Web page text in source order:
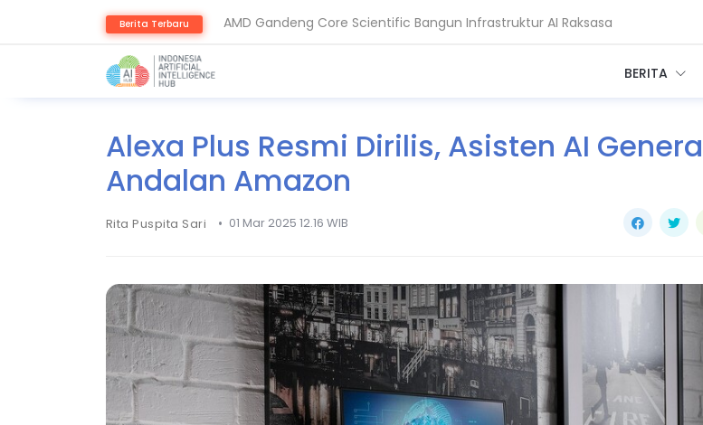
Berita Terbaru AMD Gandeng Core Scientific Bangun Infrastruktur AI Raksasa
BERITA
Alexa Plus Resmi Dirilis, Asisten AI
Andalan Amazon
Rita Puspita Sari • 01 Mar 2025 12.16 WIB